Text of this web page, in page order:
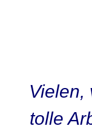
Vielen,
tolle